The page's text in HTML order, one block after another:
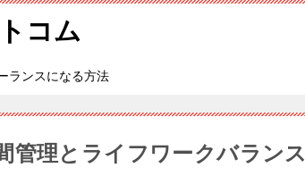
コム
ランスになる方法
管理とライフワークバランス